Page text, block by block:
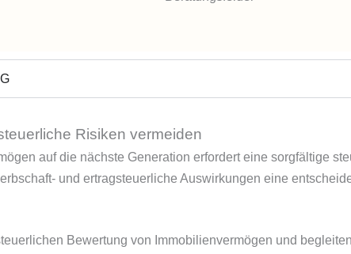
Risiken vermeiden
auf die nächste Generation erfordert eine sorgfältige
und ertragsteuerliche Auswirkungen eine
Bewertung von Immobilienvermögen und